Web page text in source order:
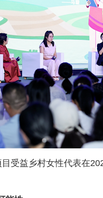
目受益乡村女性代表在